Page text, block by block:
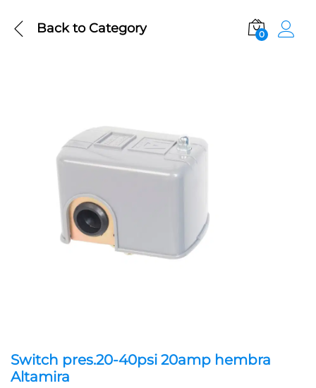
Back toCategory 0
Switch pres.20-40psi 20amp hembra
Altamira